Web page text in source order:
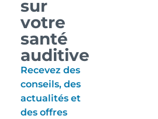
sur
votre
santé
auditive
Recevez des
conseils, des
actualités et
des offres